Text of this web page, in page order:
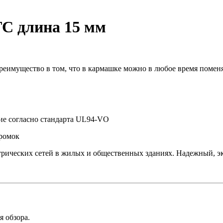
длина 15 мм
в том, что в кармашке можно в любое время
согласно стандарта UL94-VO
сетей в жилых и общественных зданиях. Надежный,
обзора.